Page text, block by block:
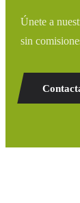
Únete a
sin